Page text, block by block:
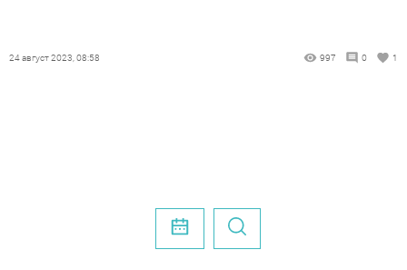
24 август 2023, 08:58 997 0 1